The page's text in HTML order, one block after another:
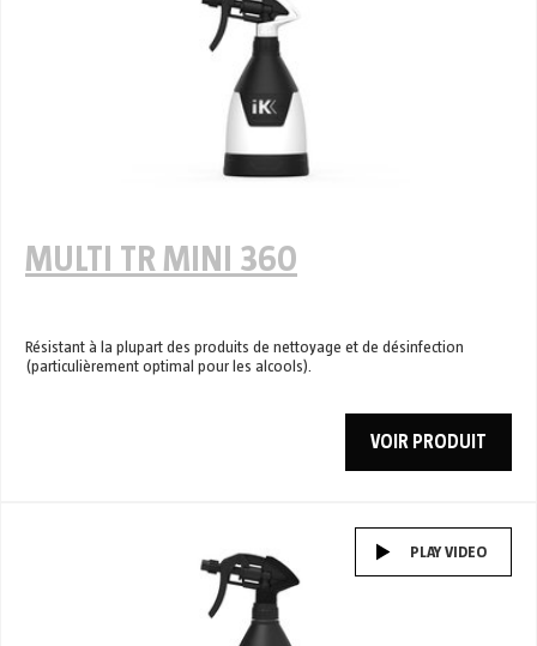
MULTI TR MINI 360
Résistant à la plupart des produits de nettoyage et de désinfection
(particulièrement optimal pour les alcools).
VOIR PRODUIT
PLAY VIDEO